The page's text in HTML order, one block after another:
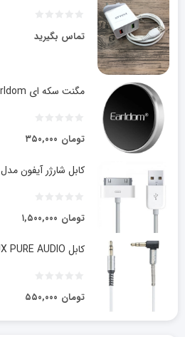
تماس بگیرید
مگنت سکه ای Earldom
۳۵۰,۰۰۰ تومان
کابل شارژر آیفون مدل ۴S
۱,۵۰۰,۰۰۰ تومان
کابل AUX PURE AUDIO مدل PI-ST20
۵۵۰,۰۰۰ تومان